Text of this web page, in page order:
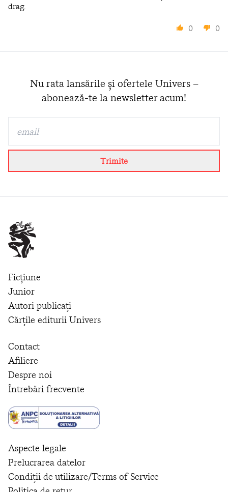
drag.
0
0
Nu rata lansările și ofertele Univers –
abonează-te la newsletter acum!
Trimite
Ficțiune
Junior
Autori publicați
Cărțile editurii Univers
Contact
Afiliere
Despre noi
Întrebări frecvente
Aspecte legale
Prelucrarea datelor
Condiții de utilizare/Terms of Service